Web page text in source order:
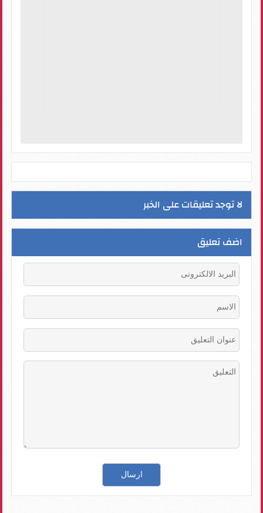
لا توجد تعليقات على الخبر
اضف تعليق